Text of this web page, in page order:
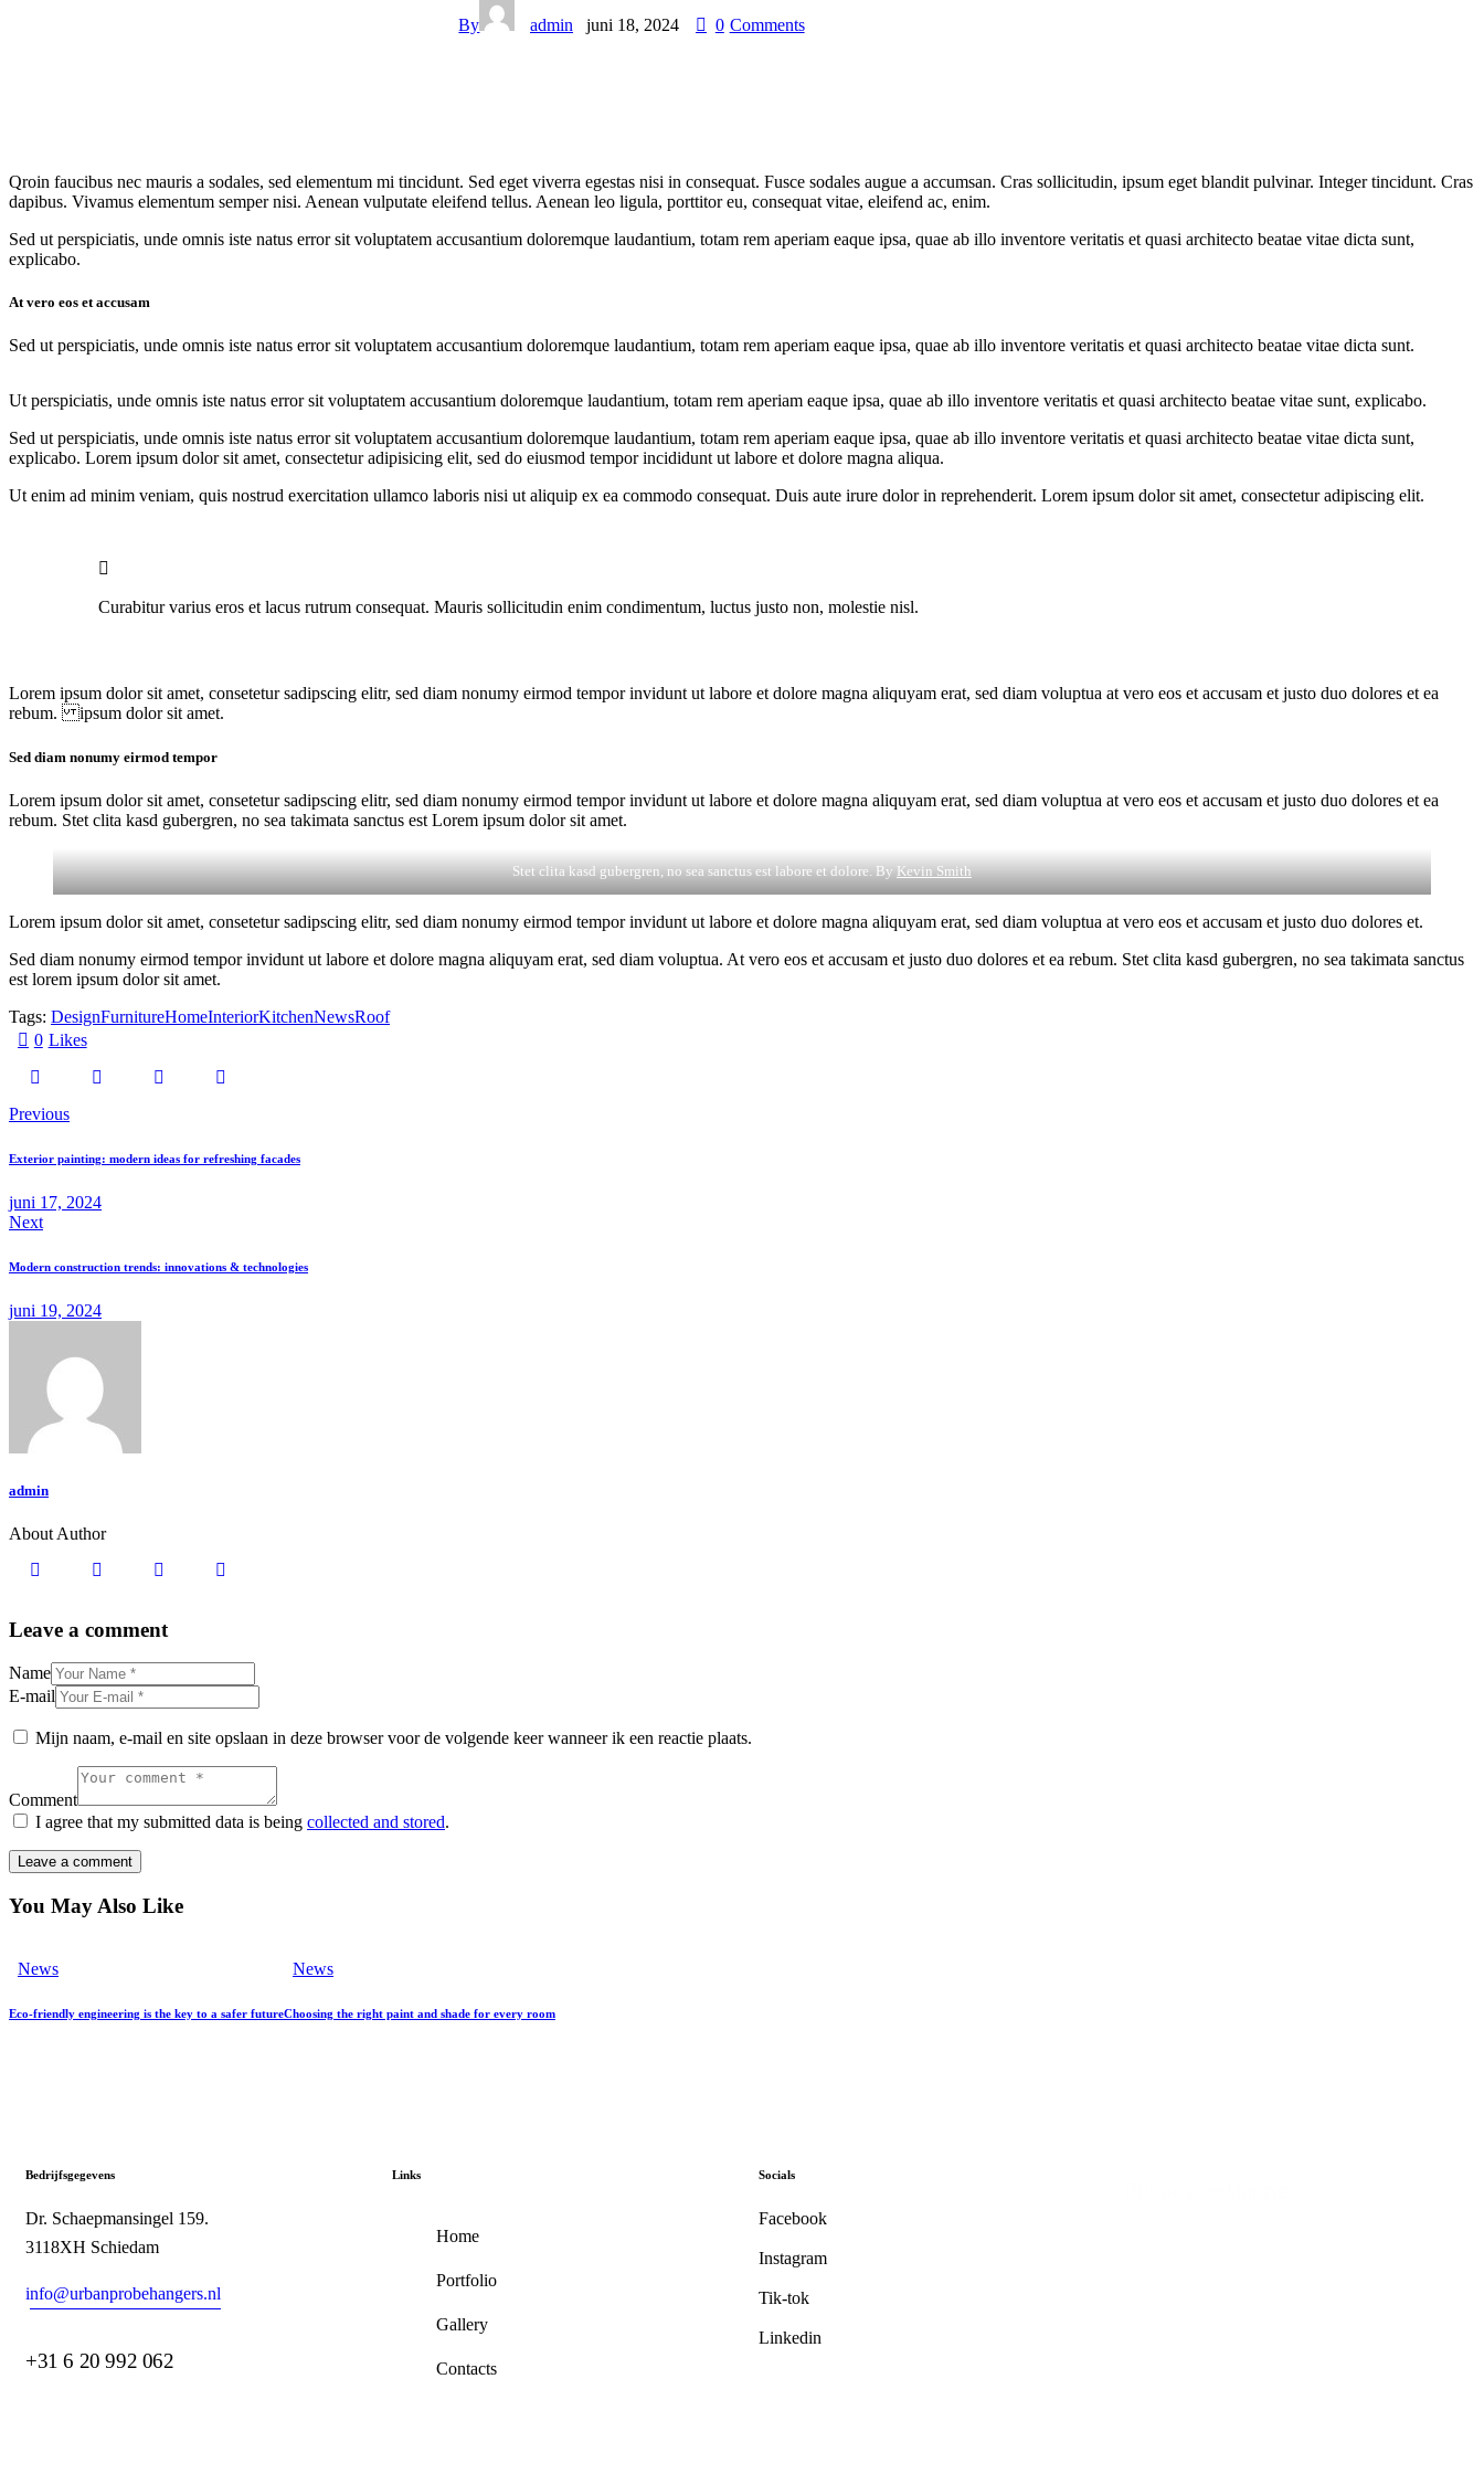
By admin juni 18, 2024 0 Comments
Qroin faucibus nec mauris a sodales, sed elementum mi tincidunt. Sed eget viverra egestas nisi in consequat. Fusce sodales augue a accumsan. Cras sollicitudin, ipsum eget blandit pulvinar. Integer tincidunt. Cras
dapibus. Vivamus elementum semper nisi. Aenean vulputate eleifend tellus. Aenean leo ligula, porttitor eu, consequat vitae, eleifend ac, enim.
Sed ut perspiciatis, unde omnis iste natus error sit voluptatem accusantium doloremque laudantium, totam rem aperiam eaque ipsa, quae ab illo inventore veritatis et quasi architecto beatae vitae dicta sunt,
explicabo.
At vero eos et accusam
Sed ut perspiciatis, unde omnis iste natus error sit voluptatem accusantium doloremque laudantium, totam rem aperiam eaque ipsa, quae ab illo inventore veritatis et quasi architecto beatae vitae dicta sunt.
Ut perspiciatis, unde omnis iste natus error sit voluptatem accusantium doloremque laudantium, totam rem aperiam eaque ipsa, quae ab illo inventore veritatis et quasi architecto beatae vitae sunt, explicabo.
Sed ut perspiciatis, unde omnis iste natus error sit voluptatem accusantium doloremque laudantium, totam rem aperiam eaque ipsa, quae ab illo inventore veritatis et quasi architecto beatae vitae dicta sunt,
explicabo. Lorem ipsum dolor sit amet, consectetur adipisicing elit, sed do eiusmod tempor incididunt ut labore et dolore magna aliqua.
Ut enim ad minim veniam, quis nostrud exercitation ullamco laboris nisi ut aliquip ex ea commodo consequat. Duis aute irure dolor in reprehenderit. Lorem ipsum dolor sit amet, consectetur adipiscing elit.
Curabitur varius eros et lacus rutrum consequat. Mauris sollicitudin enim condimentum, luctus justo non, molestie nisl.
Lorem ipsum dolor sit amet, consetetur sadipscing elitr, sed diam nonumy eirmod tempor invidunt ut labore et dolore magna aliquyam erat, sed diam voluptua at vero eos et accusam et justo duo dolores et ea
rebum. ipsum dolor sit amet.
Sed diam nonumy eirmod tempor
Lorem ipsum dolor sit amet, consetetur sadipscing elitr, sed diam nonumy eirmod tempor invidunt ut labore et dolore magna aliquyam erat, sed diam voluptua at vero eos et accusam et justo duo dolores et ea
rebum. Stet clita kasd gubergren, no sea takimata sanctus est Lorem ipsum dolor sit amet.
Stet clita kasd gubergren, no sea sanctus est labore et dolore. By Kevin Smith
Lorem ipsum dolor sit amet, consetetur sadipscing elitr, sed diam nonumy eirmod tempor invidunt ut labore et dolore magna aliquyam erat, sed diam voluptua at vero eos et accusam et justo duo dolores et.
Sed diam nonumy eirmod tempor invidunt ut labore et dolore magna aliquyam erat, sed diam voluptua. At vero eos et accusam et justo duo dolores et ea rebum. Stet clita kasd gubergren, no sea takimata sanctus
est lorem ipsum dolor sit amet.
Tags: DesignFurnitureHomeInteriorKitchenNewsRoof
0 Likes
Previous
Exterior painting: modern ideas for refreshing facades
juni 17, 2024
Next
Modern construction trends: innovations & technologies
juni 19, 2024
admin
About Author
Leave a comment
Name
E-mail
Mijn naam, e-mail en site opslaan in deze browser voor de volgende keer wanneer ik een reactie plaats.
Comment
I agree that my submitted data is being collected and stored.
You May Also Like
News
Eco-friendly engineering is the key to a safer future
News
Choosing the right paint and shade for every room
Bedrijfsgegevens
Dr. Schaepmansingel 159.
3118XH Schiedam
info@urbanprobehangers.nl
+31 6 20 992 062
Links
Home
Portfolio
Gallery
Contacts
Socials
Facebook
Instagram
Tik-tok
Linkedin